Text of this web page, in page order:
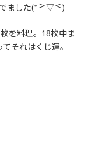
でました(*≧▽≦)
を料理。18枚中ま
それはくじ運。